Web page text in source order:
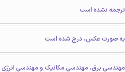
ترجمه نشده است
به صورت عکس، درج شده است
مهندسی برق، مهندسی مکانیک و مهندسی انرژی